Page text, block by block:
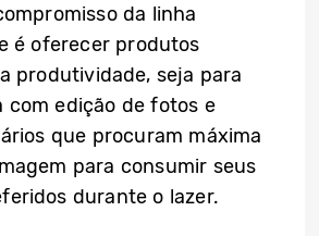
da linha
é oferecer produtos
produtividade, seja para
com edição de fotos e
que procuram máxima
para consumir seus
durante o lazer.